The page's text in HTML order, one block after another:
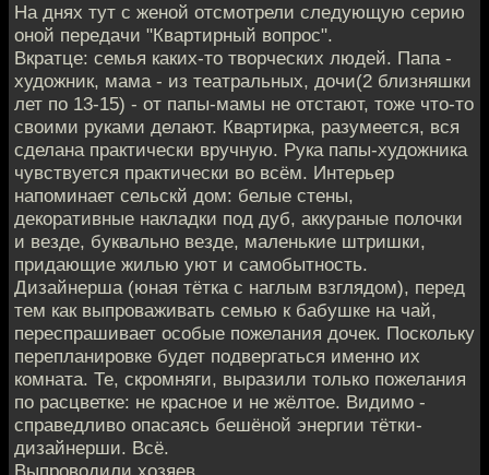
На днях тут с женой отсмотрели следующую серию
оной передачи "Квартирный вопрос".
Вкратце: семья каких-то творческих людей. Папа -
художник, мама - из театральных, дочи(2 близняшки
лет по 13-15) - от папы-мамы не отстают, тоже что-то
своими руками делают. Квартирка, разумеется, вся
сделана практически вручную. Рука папы-художника
чувствуется практически во всём. Интерьер
напоминает сельскй дом: белые стены,
декоративные накладки под дуб, аккураные полочки
и везде, буквально везде, маленькие штришки,
придающие жилью уют и самобытность.
Дизайнерша (юная тётка с наглым взглядом), перед
тем как выпроваживать семью к бабушке на чай,
переспрашивает особые пожелания дочек. Поскольку
перепланировке будет подвергаться именно их
комната. Те, скромняги, выразили только пожелания
по расцветке: не красное и не жёлтое. Видимо -
справедливо опасаясь бешёной энергии тётки-
дизайнерши. Всё.